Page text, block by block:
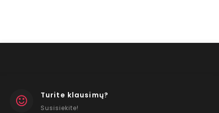
Turite klausimų?
Susisiekite!